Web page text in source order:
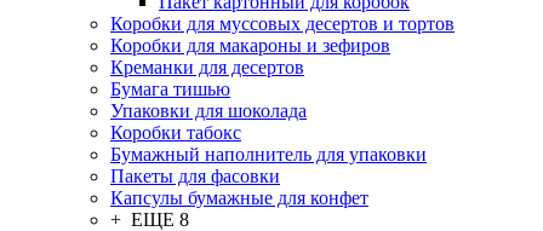
Коробки для муссовых десертов и тортов
Коробки для макароны и зефиров
Креманки для десертов
Бумага тишью
Упаковки для шоколада
Коробки табокс
Бумажный наполнитель для упаковки
Пакеты для фасовки
Капсулы бумажные для конфет
+ ЕЩЕ 8